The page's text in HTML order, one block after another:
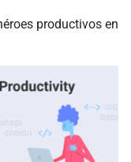
productivos en